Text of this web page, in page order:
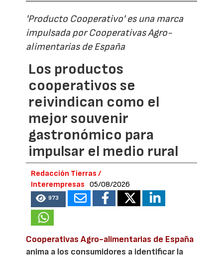
'Producto Cooperativo' es una marca
impulsada por Cooperativas Agro-
alimentarias de España
Los productos
cooperativos se
reivindican como el
mejor souvenir
gastronómico para
impulsar el medio rural
Redacción Tierras /
Interempresas
05/08/2026
973
Cooperativas Agro-alimentarias de España
anima a los consumidores a identificar la